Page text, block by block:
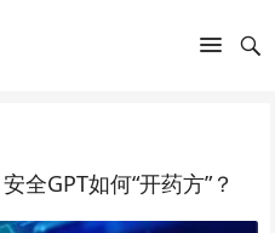
全GPT如何“开药方”？